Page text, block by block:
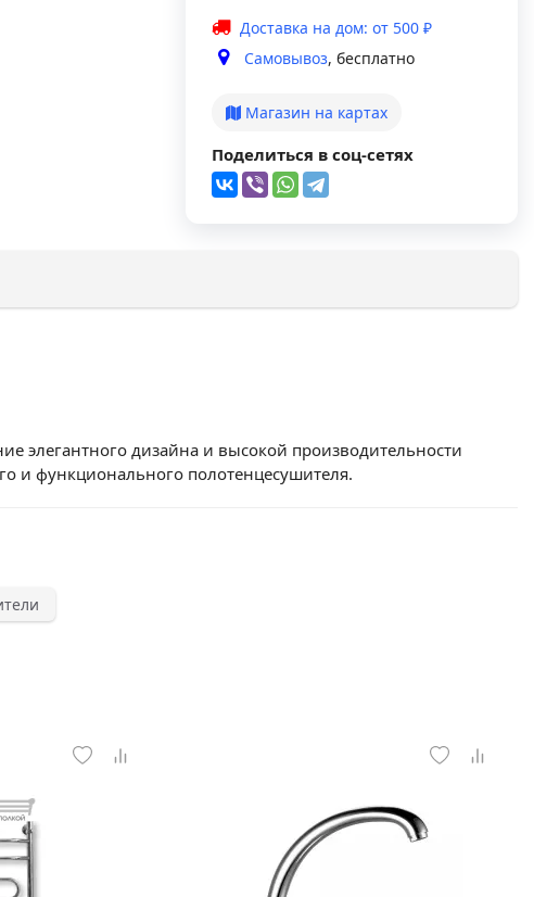
Доставка на дом: от 500 ₽
Самовывоз, бесплатно
Магазин на картах
Поделиться в соц-сетях
элегантного дизайна и высокой производительности
и функционального полотенцесушителя.